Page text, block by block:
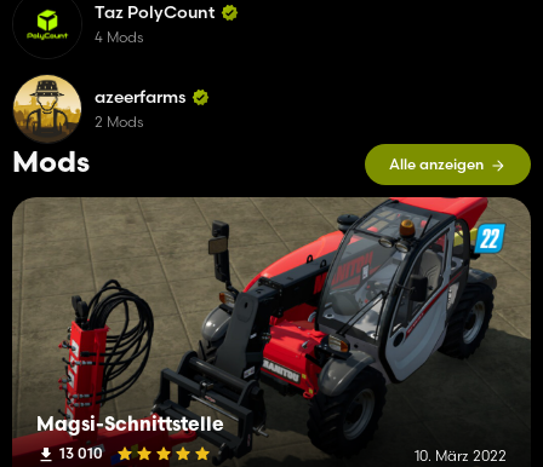
Mods Alle anzeigen
Magsi-Schnittstelle
13 010 10. März 2022
Taz PolyCount
4 Mods
azeerfarms
2 Mods